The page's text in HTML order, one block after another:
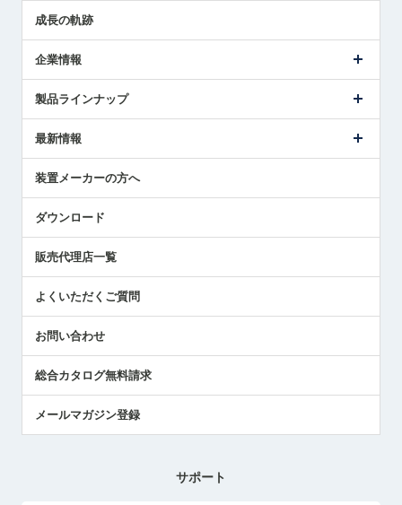
成長の軌跡
企業情報
ごあいさつ
受賞履歴
採用情報
国/地域/言語
製品ラインナップ
ツールセッタ製品
エアマイクロセンサ製品
最新情報
メトロールの技術
社員ブログ
中小企業のBCP地震対策
センサのテクニカルガイド
社長ブログ
装置メーカーの方へ
ダウンロード
販売代理店一覧
よくいただくご質問
お問い合わせ
総合カタログ無料請求
メールマガジン登録
サポート